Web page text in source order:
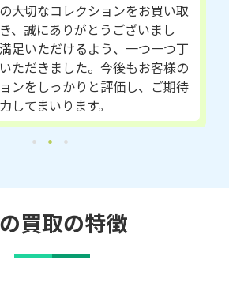
大切なコレクションをお買い取
、誠にありがとうございまし
足いただけるよう、一つ一つ丁
ただきました。今後もお客様の
ンをしっかりと評価し、ご期待
してまいります。
買取の特徴